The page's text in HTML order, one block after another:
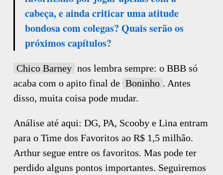
cabeça, e ainda criticar uma atitude
bondosa com colegas? Quais serão os
próximos capítulos?
Chico Barney nos lembra sempre: o BBB só
acaba com o apito final de Boninho . Antes
disso, muita coisa pode mudar.
Análise até aqui: DG, PA, Scooby e Lina entram
para o Time dos Favoritos ao R$ 1,5 milhão.
Arthur segue entre os favoritos. Mas pode ter
perdido alguns pontos importantes. Seguiremos